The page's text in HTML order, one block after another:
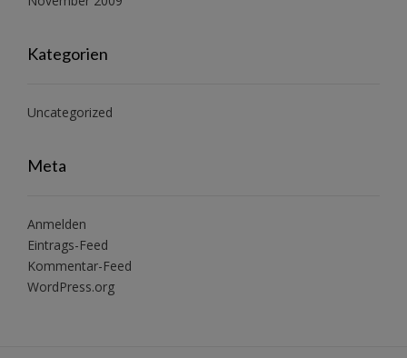
Kategorien
Uncategorized
Meta
Anmelden
Eintrags-Feed
Kommentar-Feed
WordPress.org